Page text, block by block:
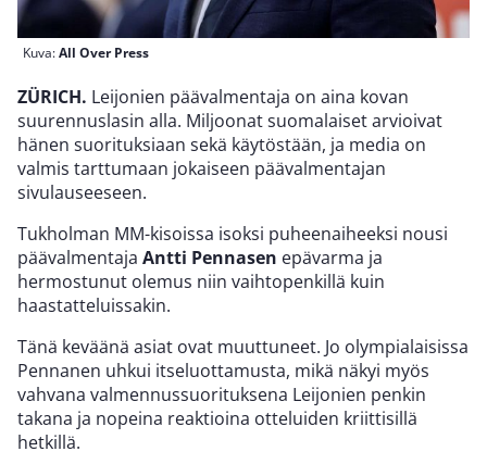
Kuva:All Over Press
ZÜRICH. Leijonien päävalmentaja on aina kovan
suurennuslasin alla. Miljoonat suomalaiset arvioivat
hänen suorituksiaan sekä käytöstään, ja media on
valmis tarttumaan jokaiseen päävalmentajan
sivulauseeseen.
Tukholman MM-kisoissa isoksi puheenaiheeksi nousi
päävalmentaja Antti Pennasen epävarma ja
hermostunut olemus niin vaihtopenkillä kuin
haastatteluissakin.
Tänä keväänä asiat ovat muuttuneet. Jo olympialaisissa
Pennanen uhkui itseluottamusta, mikä näkyi myös
vahvana valmennussuorituksena Leijonien penkin
takana ja nopeina reaktioina otteluiden kriittisillä
hetkillä.